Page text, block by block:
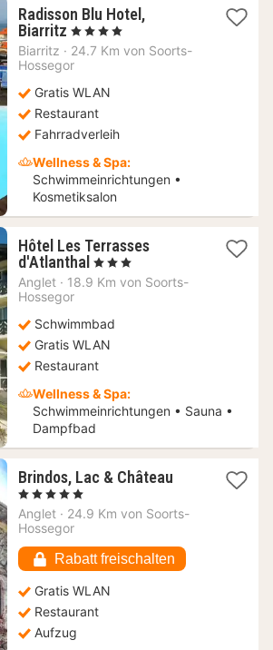
Radisson Blu Hotel,
Biarritz 1
Nacht
ab
€
, 4 Sterne
Biarritz · 24.7 Km von Soorts-
Hossegor
Gratis WLAN
Restaurant
Fahrradverleih
Wellness & Spa:
Schwimmeinrichtungen •
Kosmetiksalon
Hôtel Les Terrasses
d'Atlanthal 1
Nacht
€
, 3 Sterne
Anglet · 18.9 Km von Soorts-
Hossegor
Schwimmbad
Gratis WLAN
Restaurant
Wellness & Spa:
Schwimmeinrichtungen • Sauna •
Dampfbad
Brindos, Lac & Château1
ab
, 5 Sterne
Anglet · 24.9 Km von Soorts-
Hossegor
Rabatt freischalten
Gratis WLAN
Restaurant
Aufzug